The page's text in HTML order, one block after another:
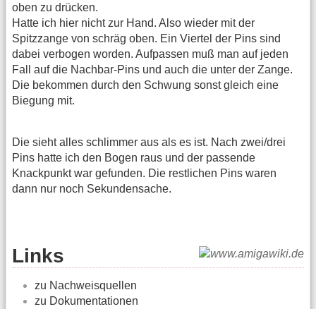
oben zu drücken.
Hatte ich hier nicht zur Hand. Also wieder mit der
Spitzzange von schräg oben. Ein Viertel der Pins sind
dabei verbogen worden. Aufpassen muß man auf jeden
Fall auf die Nachbar-Pins und auch die unter der Zange.
Die bekommen durch den Schwung sonst gleich eine
Biegung mit.
Die sieht alles schlimmer aus als es ist. Nach zwei/drei
Pins hatte ich den Bogen raus und der passende
Knackpunkt war gefunden. Die restlichen Pins waren
dann nur noch Sekundensache.
Links
zu Nachweisquellen
zu Dokumentationen